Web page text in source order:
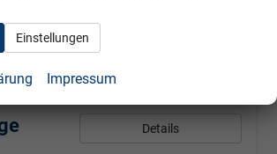
4 Monate Neufahrzeug
Details
Einstellungen
Impressum